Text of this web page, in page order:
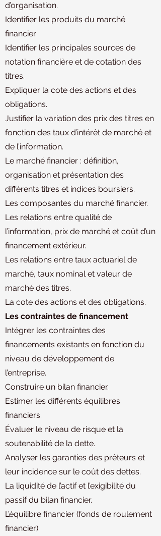
d’organisation.
Identifier les produits du marché
financier.
Identifier les principales sources de
notation financière et de cotation des
titres.
Expliquer la cote des actions et des
obligations.
Justifier la variation des prix des titres en
fonction des taux d’intérêt de marché et
de l’information.
Le marché financier : définition,
organisation et présentation des
différents titres et indices boursiers.
Les composantes du marché financier.
Les relations entre qualité de
l’information, prix de marché et coût d’un
financement extérieur.
Les relations entre taux actuariel de
marché, taux nominal et valeur de
marché des titres.
La cote des actions et des obligations.
Les contraintes de financement
Intégrer les contraintes des
financements existants en fonction du
niveau de développement de
l’entreprise.
Construire un bilan financier.
Estimer les différents équilibres
financiers.
Évaluer le niveau de risque et la
soutenabilité de la dette.
Analyser les garanties des prêteurs et
leur incidence sur le coût des dettes.
La liquidité de l’actif et l’exigibilité du
passif du bilan financier.
L’équilibre financier (fonds de roulement
financier).